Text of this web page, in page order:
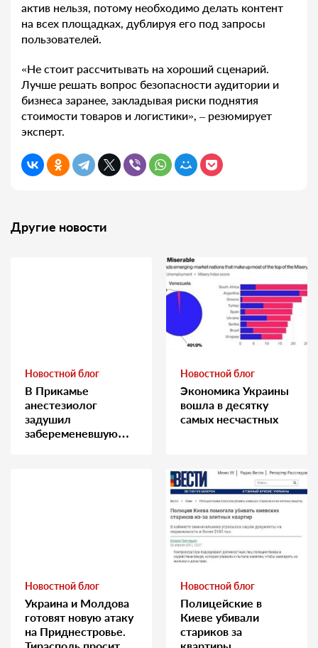
актив нельзя, потому необходимо делать контент
на всех площадках, дублируя его под запросы
пользователей.
«Не стоит рассчитывать на хороший сценарий.
Лучше решать вопрос безопасности аудитории и
бизнеса заранее, закладывая риски поднятия
стоимости товаров и логистики», – резюмирует
эксперт.
Другие новости
Новостной блог
В Прикамье
анестезиолог
задушил
забеременевшую
Новостной блог
Экономика Украины
вошла в десятку
самых несчастных
Новостной блог
Украина и Молдова
готовят новую атаку
на Приднестровье.
Новостной блог
Полицейские в
Киеве убивали
стариков за